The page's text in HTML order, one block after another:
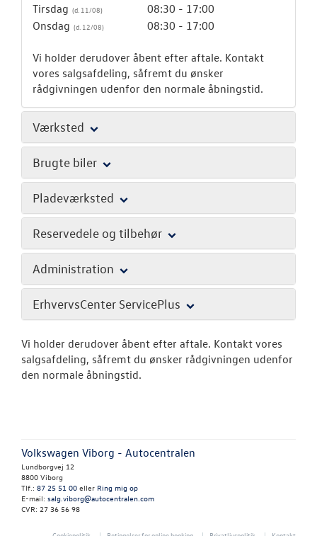
Tirsdag
08:30 - 17:00
Onsdag
08:30 - 17:00
Vi holder derudover åbent efter aftale. Kontakt
vores salgsafdeling, såfremt du ønsker
rådgivningen udenfor den normale åbningstid.
Værksted
Brugte biler
Pladeværksted
Reservedele og tilbehør
Administration
ErhvervsCenter ServicePlus
Vi holder derudover åbent efter aftale. Kontakt vores
salgsafdeling, såfremt du ønsker rådgivningen udenfor
den normale åbningstid.
Volkswagen Viborg - Autocentralen
Lundborgvej 12
8800 Viborg
Tlf.: 87 25 51 00 eller Ring mig op
E-mail: salg.viborg@autocentralen.com
CVR: 27 36 56 98